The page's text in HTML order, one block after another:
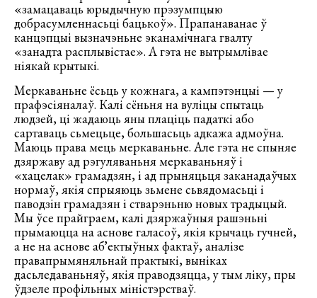
«замацаваць юрыдычную прэзумпцыю
добрасумленнасьці бацькоў». Прапанаванае ў
канцэпцыі вызначэньне эканамічнага гвалту
«занадта расплывістае». А гэта не вытрымлівае
ніякай крытыкі.
Меркаваньне ёсьць у кожнага, а кампэтэнцыі — у
прафэсіяналаў. Калі сёньня на вуліцы спытаць
людзей, ці жадаюць яны плаціць падаткі або
сартаваць сьмецьце, большасьць адкажа адмоўна.
Маюць права мець меркаваньне. Але гэта не спыняе
дзяржаву ад рэгуляваньня меркаваньняў і
«хацелак» грамадзян, і ад прыняцьця заканадаўчых
нормаў, якія спрыяюць зьмене сьвядомасьці і
паводзін грамадзян і стварэньню новых традыцый.
Мы ўсе прайграем, калі дзяржаўныя рашэньні
прымаюцца на аснове галасоў, якія крычаць гучней,
а не на аснове абʼектыўных фактаў, аналізе
правапрымяняльнай практыкі, выніках
дасьледаваньняў, якія праводзяцца, у тым ліку, пры
ўдзеле профільных міністэрстваў.